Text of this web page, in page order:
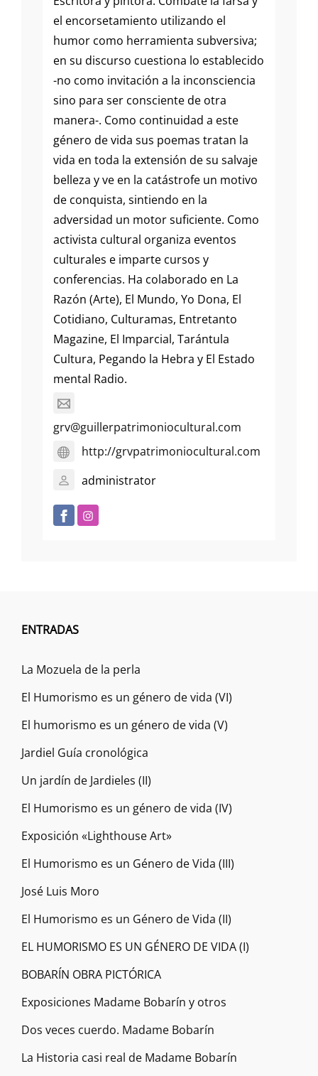
el encorsetamiento utilizando el
humor como herramienta subversiva;
en su discurso cuestiona lo establecido
-no como invitación a la inconsciencia
sino para ser consciente de otra
manera-. Como continuidad a este
género de vida sus poemas tratan la
vida en toda la extensión de su salvaje
belleza y ve en la catástrofe un motivo
de conquista, sintiendo en la
adversidad un motor suficiente. Como
activista cultural organiza eventos
culturales e imparte cursos y
conferencias. Ha colaborado en La
Razón (Arte), El Mundo, Yo Dona, El
Cotidiano, Culturamas, Entretanto
Magazine, El Imparcial, Tarántula
Cultura, Pegando la Hebra y El Estado
mental Radio.
grv@guillerpatrimoniocultural.com
http://grvpatrimoniocultural.com
administrator
ENTRADAS
La Mozuela de la perla
El Humorismo es un género de vida (VI)
El humorismo es un género de vida (V)
Jardiel Guía cronológica
Un jardín de Jardieles (II)
El Humorismo es un género de vida (IV)
Exposición «Lighthouse Art»
El Humorismo es un Género de Vida (III)
José Luis Moro
El Humorismo es un Género de Vida (II)
EL HUMORISMO ES UN GÉNERO DE VIDA (I)
BOBARÍN OBRA PICTÓRICA
Exposiciones Madame Bobarín y otros
Dos veces cuerdo. Madame Bobarín
La Historia casi real de Madame Bobarín